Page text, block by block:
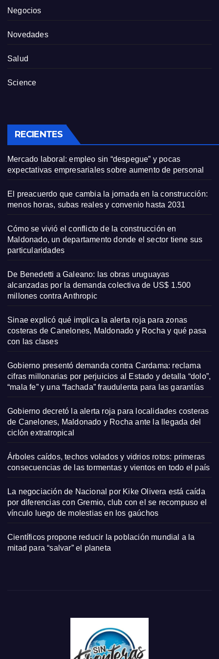
Negocios
Novedades
Salud
Science
RECIENTES
Mercado laboral: empleo sin “despegue” y pocas
expectativas empresariales sobre aumento de personal
El preacuerdo que cambia la jornada en la construcción:
menos horas, subas reales y convenio hasta 2031
Cómo se vivió el conflicto de la construcción en
Maldonado, un departamento donde el sector tiene sus
particularidades
De Benedetti a Galeano: las obras uruguayas
alcanzadas por la demanda colectiva de US$ 1.500
millones contra Anthropic
Sinae explicó qué implica la alerta roja para zonas
costeras de Canelones, Maldonado y Rocha y qué pasa
con las clases
Gobierno presentó demanda contra Cardama: reclama
cifras millonarias por perjuicios al Estado y detalla “dolo”,
“mala fe” y una “fachada” fraudulenta para las garantías
Gobierno decretó la alerta roja para localidades costeras
de Canelones, Maldonado y Rocha ante la llegada del
ciclón extratropical
Árboles caídos, techos volados y vidrios rotos: primeras
consecuencias de las tormentas y vientos en todo el país
La negociación de Nacional por Kike Olivera está caída
por diferencias con Gremio, club con el se recompuso el
vínculo luego de molestias en los gaúchos
Científicos propone reducir la población mundial a la
mitad para “salvar” el planeta